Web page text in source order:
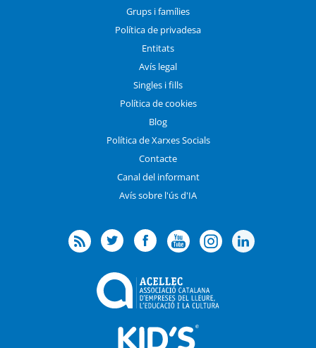
Grups i famílies
Política de privadesa
Entitats
Avís legal
Singles i fills
Política de cookies
Blog
Política de Xarxes Socials
Contacte
Canal del informant
Avís sobre l'ús d'IA